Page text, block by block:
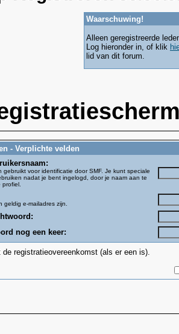
Waarschuwing!
Alleen geregistreerde
Log hieronder in, of klik
lid van dit forum.
- Verplichte velden
gebruikt voor identificatie door SMF. Je kunt speciale
nadat je bent ingelogd, door je naam aan te
profiel.
geldig e-mailadres zijn.
nog een keer:
de registratieovereenkomst (als er een is).